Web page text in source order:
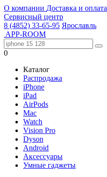
О компании Доставка и оплата
Сервисный центр
8 (4852) 33-65-95 Ярославль
APP-ROOM
0
Каталог
Распродажа
iPhone
iPad
AirPods
Mac
Watch
Vision Pro
Dyson
Android
Аксессуары
Умные гаджеты